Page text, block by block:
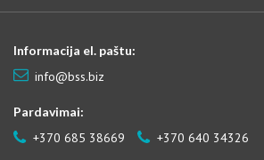
Informacija el. paštu:
info@bss.biz
Pardavimai:
+370 685 38669 +370 640 34326